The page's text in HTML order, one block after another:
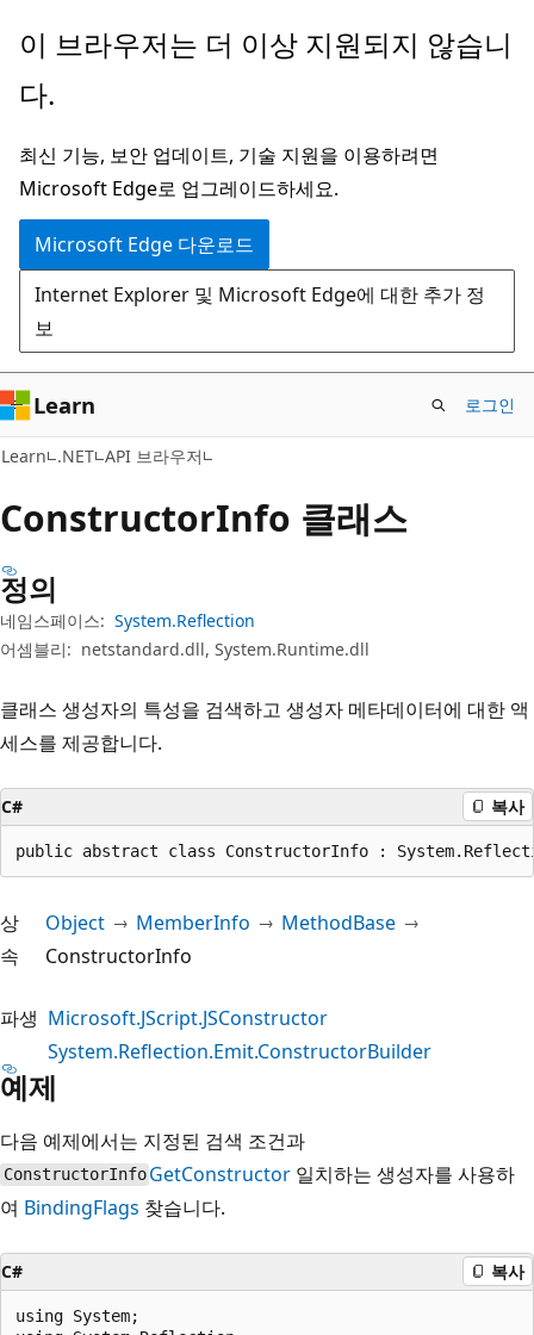
주
콘
츠
로
건
너
뛰
기
페
지
탐
색
으
로
건
너
뛰
기
이 브라우저는 더 이상 지원되지 않습니
다.
최신 기능, 보안 업데이트, 기술 지원을 이용하려면
Microsoft Edge로 업그레이드하세요.
Microsoft Edge 다운로드
Internet Explorer 및 Microsoft Edge에 대한 추가 정
보
Learn 로그인
Learn .NET API 브라우저
ConstructorInfo 클래스
정의
네임스페이스: System.Reflection
어셈블리: netstandard.dll, System.Runtime.dll
클래스 생성자의 특성을 검색하고 생성자 메타데이터에 대한 액
세스를 제공합니다.
C# 복사
public abstract class ConstructorInfo :
상
속
Object MemberInfo
MethodBase
ConstructorInfo
파생 Microsoft.JScript.JSConstructor
System.Reflection.Emit.ConstructorBuilder
예제
다음 예제에서는 지정된 검색 조건과
ConstructorInfo GetConstructor 일치하는 생성자를 사용하
여 BindingFlags 찾습니다.
C# 복사
using System;